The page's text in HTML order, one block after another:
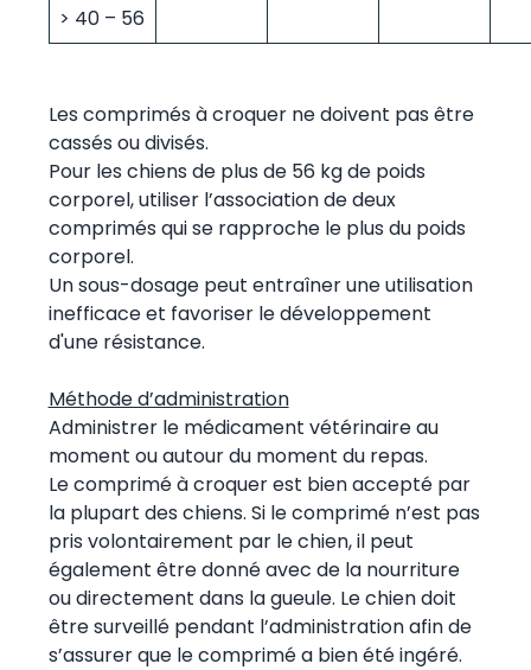
> 40 – 56
Les comprimés à croquer ne doivent pas être
cassés ou divisés.
Pour les chiens de plus de 56 kg de poids
corporel, utiliser l’association de deux
comprimés qui se rapproche le plus du poids
corporel.
Un sous-dosage peut entraîner une utilisation
inefficace et favoriser le développement
d'une résistance.
Méthode d’administration
Administrer le médicament vétérinaire au
moment ou autour du moment du repas.
Le comprimé à croquer est bien accepté par
la plupart des chiens. Si le comprimé n’est pas
pris volontairement par le chien, il peut
également être donné avec de la nourriture
ou directement dans la gueule. Le chien doit
être surveillé pendant l’administration afin de
s’assurer que le comprimé a bien été ingéré.